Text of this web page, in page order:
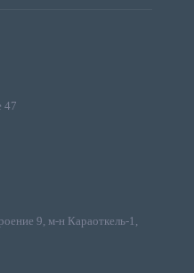
47
9, м-н Караоткель-1,